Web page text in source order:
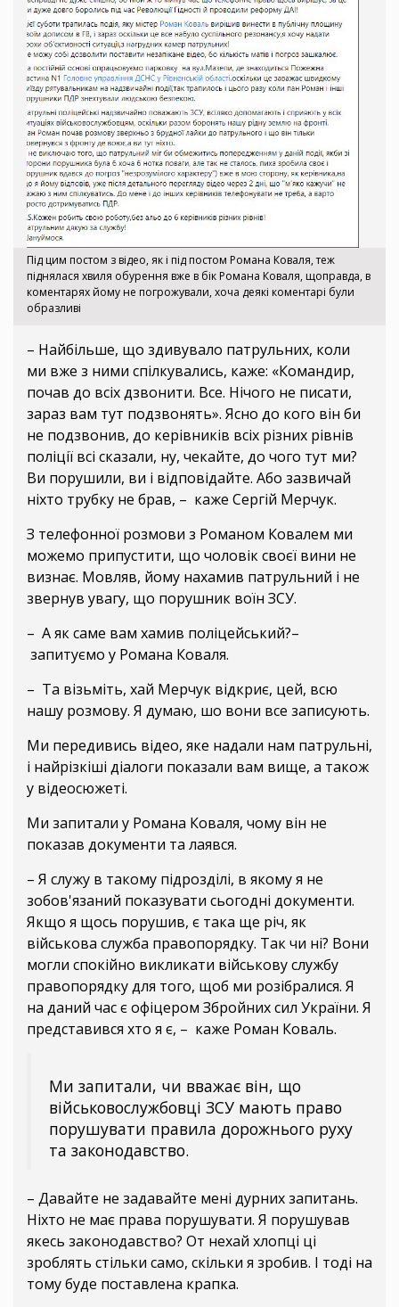
Під цим постом з відео, як і під постом Романа Коваля, теж
піднялася хвиля обурення вже в бік Романа Коваля, щоправда, в
коментарях йому не погрожували, хоча деякі коментарі були
образливі
– Найбільше, що здивувало патрульних, коли
ми вже з ними спілкувались, каже: «Командир,
почав до всіх дзвонити. Все. Нічого не писати,
зараз вам тут подзвонять». Ясно до кого він би
не подзвонив, до керівників всіх різних рівнів
поліції всі сказали, ну, чекайте, до чого тут ми?
Ви порушили, ви і відповідайте. Або зазвичай
ніхто трубку не брав, – каже Сергій Мерчук.
З телефонної розмови з Романом Ковалем ми
можемо припустити, що чоловік своєї вини не
визнає. Мовляв, йому нахамив патрульний і не
звернув увагу, що порушник воїн ЗСУ.
– А як саме вам хамив поліцейський?–
запитуємо у Романа Коваля.
– Та візьміть, хай Мерчук відкриє, цей, всю
нашу розмову. Я думаю, шо вони все записують.
Ми передивись відео, яке надали нам патрульні,
і найрізкіші діалоги показали вам вище, а також
у відеосюжеті.
Ми запитали у Романа Коваля, чому він не
показав документи та лаявся.
– Я служу в такому підрозділі, в якому я не
зобов'язаний показувати сьогодні документи.
Якщо я щось порушив, є така ще річ, як
військова служба правопорядку. Так чи ні? Вони
могли спокійно викликати військову службу
правопорядку для того, щоб ми розібралися. Я
на даний час є офіцером Збройних сил України. Я
представився хто я є, – каже Роман Коваль.
Ми запитали, чи вважає він, що
військовослужбовці ЗСУ мають право
порушувати правила дорожнього руху
та законодавство.
– Давайте не задавайте мені дурних запитань.
Ніхто не має права порушувати. Я порушував
якесь законодавство? От нехай хлопці ці
зроблять стільки само, скільки я зробив. І тоді на
тому буде поставлена крапка.